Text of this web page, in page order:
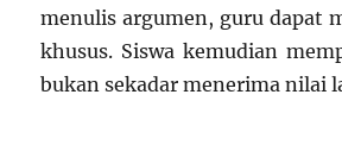
menulis argumen, guru dapat
khusus. Siswa kemudian
bukan sekadar menerima nilai